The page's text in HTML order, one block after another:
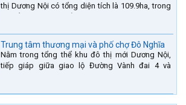
thị Dương Nội có tổng diện tích là 109.9ha, trong
Trung tâm thương mại và phố chợ Đô Nghĩa
Nằm trong tổng thể khu đô thị mới Dương Nội,
tiếp giáp giữa giao lộ Đường Vành đai 4 và